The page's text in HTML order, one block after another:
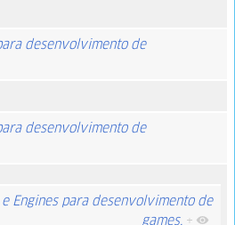
desenvolvimento de
desenvolvimento de
Engines para desenvolvimento de
games. +